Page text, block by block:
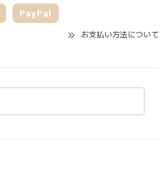
PayPal
お支払い方法について